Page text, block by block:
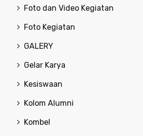
Foto dan Video Kegiatan
Foto Kegiatan
GALERY
Gelar Karya
Kesiswaan
Kolom Alumni
Kombel